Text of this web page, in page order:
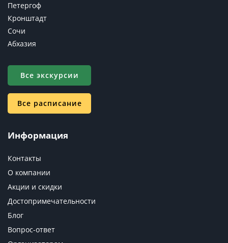
Петергоф
Кронштадт
Сочи
Абхазия
Все экскурсии
Все расписание
Информация
Контакты
О компании
Акции и скидки
Достопримечательности
Блог
Вопрос-ответ